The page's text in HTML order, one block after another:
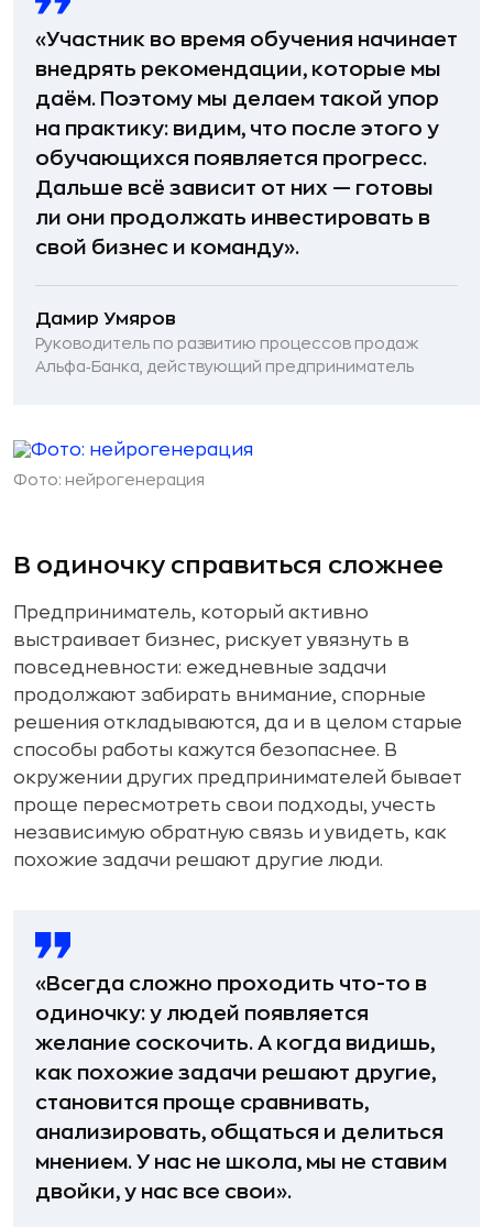
«Участник во время обучения начинает
внедрять рекомендации, которые мы
даём. Поэтому мы делаем такой упор
на практику: видим, что после этого у
обучающихся появляется прогресс.
Дальше всё зависит от них — готовы
ли они продолжать инвестировать в
свой бизнес и команду».
Дамир Умяров
Руководитель по развитию процессов продаж
Альфа‑Банка, действующий предприниматель
Фото: нейрогенерация
В одиночку справиться сложнее
Предприниматель, который активно
выстраивает бизнес, рискует увязнуть в
повседневности: ежедневные задачи
продолжают забирать внимание, спорные
решения откладываются, да и в целом старые
способы работы кажутся безопаснее. В
окружении других предпринимателей бывает
проще пересмотреть свои подходы, учесть
независимую обратную связь и увидеть, как
похожие задачи решают другие люди.
«Всегда сложно проходить что-то в
одиночку: у людей появляется
желание соскочить. А когда видишь,
как похожие задачи решают другие,
становится проще сравнивать,
анализировать, общаться и делиться
мнением. У нас не школа, мы не ставим
двойки, у нас все свои».